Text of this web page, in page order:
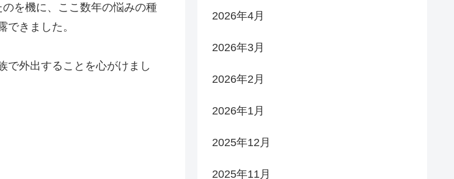
を機に、ここ数年の悩みの種
きました。
で外出することを心がけまし
2026年4月
2026年3月
2026年2月
2026年1月
2025年12月
2025年11月